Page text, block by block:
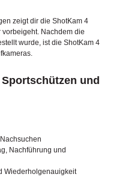
zeigt dir die ShotKam 4
Nachdem die
wurde, ist die ShotKam 4
und
Nachführung und
Wiederholgenauigkeit